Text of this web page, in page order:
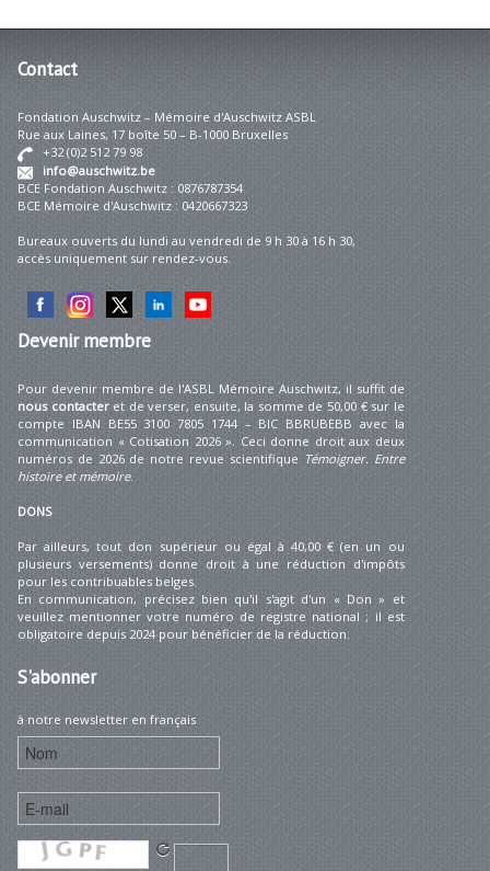
Contact
Fondation Auschwitz – Mémoire d'Auschwitz ASBL
Rue aux Laines, 17 boîte 50 – B-1000 Bruxelles
+32 (0)2 512 79 98
info@auschwitz.be
BCE Fondation Auschwitz : 0876787354
BCE Mémoire d'Auschwitz : 0420667323
Bureaux ouverts du lundi au vendredi de 9 h 30 à 16 h 30,
accès uniquement sur rendez-vous.
Devenirmembre
Pour devenir membre de l'ASBL Mémoire Auschwitz, il suffit de
nous contacteret de verser, ensuite, la somme de 50,00 € sur le
compte IBAN BE55 3100 7805 1744 – BIC BBRUBEBB avec la
communication « Cotisation 2026 ». Ceci donne droit aux deux
numéros de 2026 de notre revue scientifique Témoigner. Entre
histoire et mémoire.
DONS
Par ailleurs, tout don supérieur ou égal à 40,00 € (en un ou
plusieurs versements) donne droit à une réduction d'impôts
pour les contribuables belges.
En communication, précisez bien qu'il s'agit d'un « Don » et
veuillez mentionner votre numéro de registre national ; il est
obligatoire depuis 2024 pour bénéficier de la réduction.
S'abonner
à notre newsletter en français